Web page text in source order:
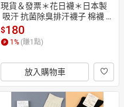
現貨＆發票＊花日襪＊日本製
吸汗 抗菌除臭排汗襪子 棉襪 消
臭襪 長襪 女生襪 日系襪 休閒襪
女襪 長筒襪 涼爽襪 149-011
$180
1 % (賺1 點)
放入購物車